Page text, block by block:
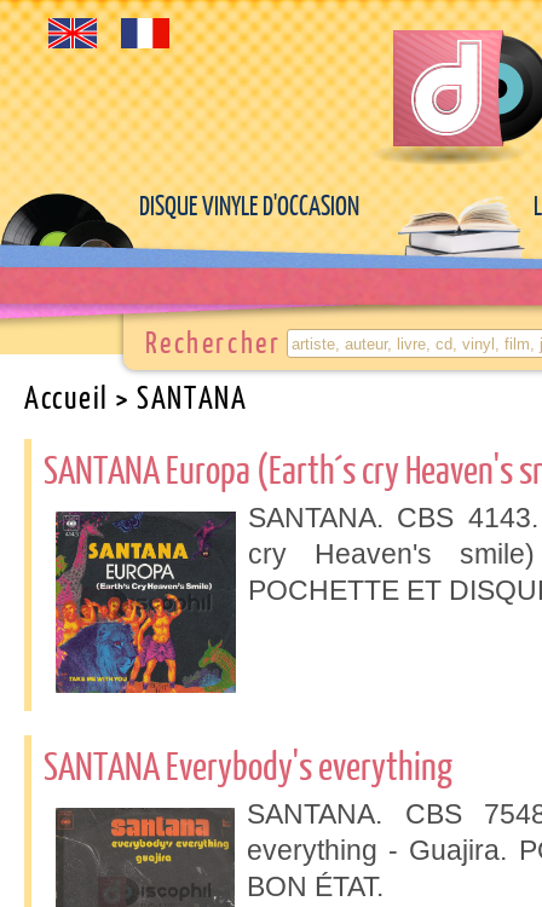
DISQUE VINYLE D'OCCASION
Rechercher
Accueil > SANTANA
SANTANA Europa (Earth´s cry Heaven's
SANTANA. CBS
cry Heaven's
POCHETTE ET
SANTANA Everybody's everything
SANTANA. CBS
everything - Guajira.
BON ÉTAT.